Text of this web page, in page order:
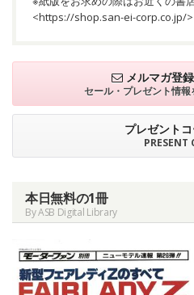
<https://shop.san-ei-corp.co.jp/
メルマガ登
セール・プレゼント情報
プレゼント
PRESENT
本日無料の1冊
By ASB Digital Library